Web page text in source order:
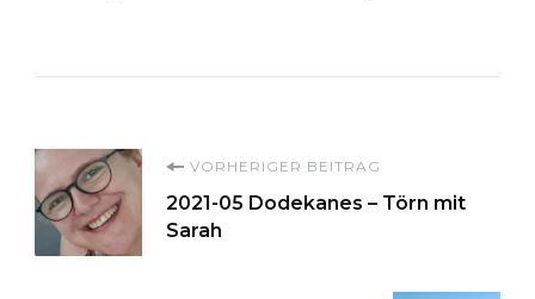
Beitragsnavigation
VORHERIGER BEITRAG
2021-05 Dodekanes – Törn mit
Sarah